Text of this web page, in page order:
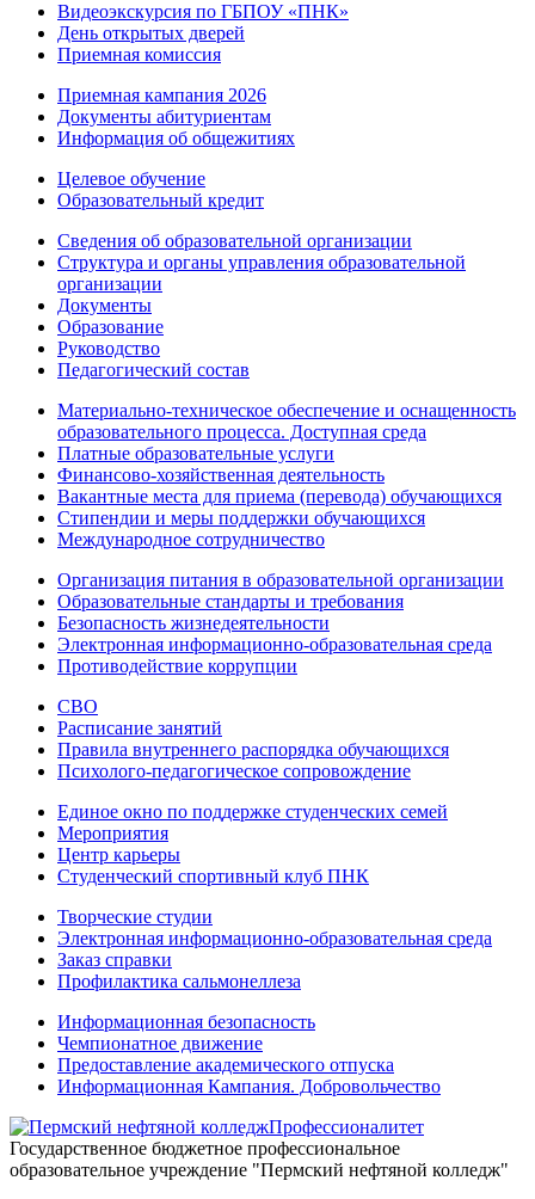
Видеоэкскурсия по ГБПОУ «ПНК»
День открытых дверей
Приемная комиссия
Приемная кампания 2026
Дoкументы абитуриентам
Информация об общежитиях
Целевое обучение
Образовательный кредит
Сведения об образовательной организации
Структура и органы управления образовательной
организации
Документы
Образование
Руководство
Педагогический состав
Материально-техническое обеспечение и оснащенность
образовательного процесса. Доступная среда
Платные образовательные услуги
Финансово-хозяйственная деятельность
Вакантные места для приема (перевода) обучающихся
Стипендии и меры поддержки обучающихся
Международное сотрудничество
Организация питания в образовательной организации
Образовательные стандарты и требования
Безопасность жизнедеятельности
Электронная информационно-образовательная среда
Противодействие коррупции
СВО
Расписание занятий
Правила внутреннего распорядка обучающихся
Психолого-педагогическое сопровождение
Единое окно по поддержке студенческих семей
Мероприятия
Центр карьеры
Студенческий спортивный клуб ПНК
Творческие студии
Электронная информационно-образовательная среда
Заказ справки
Профилактика сальмонеллеза
Информационная безопасность
Чемпионатное движение
Предоставление академического отпуска
Информационная Кампания. Добровольчество
Профессионалитет
Государственное бюджетное профессиональное
образовательное учреждение "Пермский нефтяной колледж"